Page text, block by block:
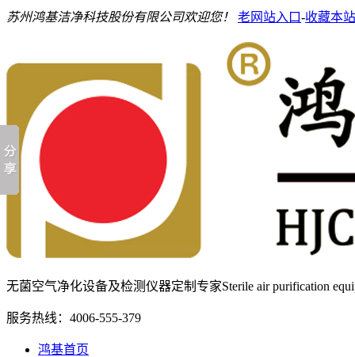
苏州鸿基洁净科技股份有限公司欢迎您！ 老网站入口-收藏本站
无菌空气净化设备及检测仪器定制专家Sterile air purification
服务热线： 4006-555-379
鸿基首页